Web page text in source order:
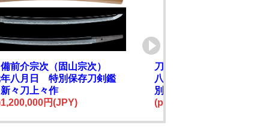
前介宗次（固山宗次）
八月日 特別保存刀剣鑑
々刀上々作
円(JPY)
刀 薩藩臣奥元平 天明
八月 附 黒石目地塗鞘打
別保存刀剣鑑定書 新々
(price)4,500,000円(JPY)